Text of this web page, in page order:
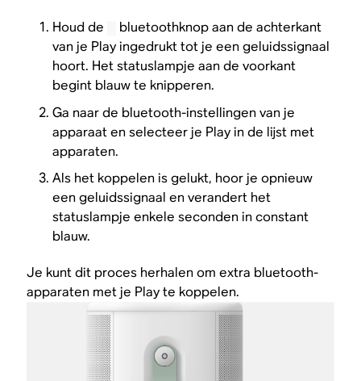
Houd de
bluetoothknop aan de achterkant
van je Play ingedrukt tot je een geluidssignaal
hoort. Het statuslampje aan de voorkant
begint blauw te knipperen.
Ga naar de bluetooth-instellingen van je
apparaat en selecteer je Play in de lijst met
apparaten.
Als het koppelen is gelukt, hoor je opnieuw
een geluidssignaal en verandert het
statuslampje enkele seconden in constant
blauw.
Je kunt dit proces herhalen om extra bluetooth-
apparaten met je Play te koppelen.